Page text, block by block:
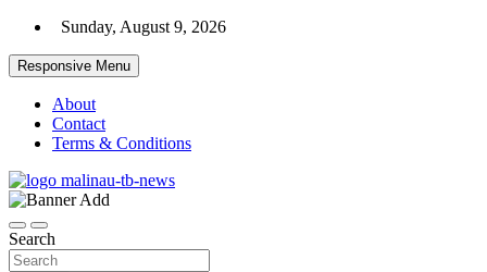
Skip
content
Sunday, August 9, 2026
Responsive Menu
About
Contact
Terms & Conditions
Pelangiresmalinau.com
Search